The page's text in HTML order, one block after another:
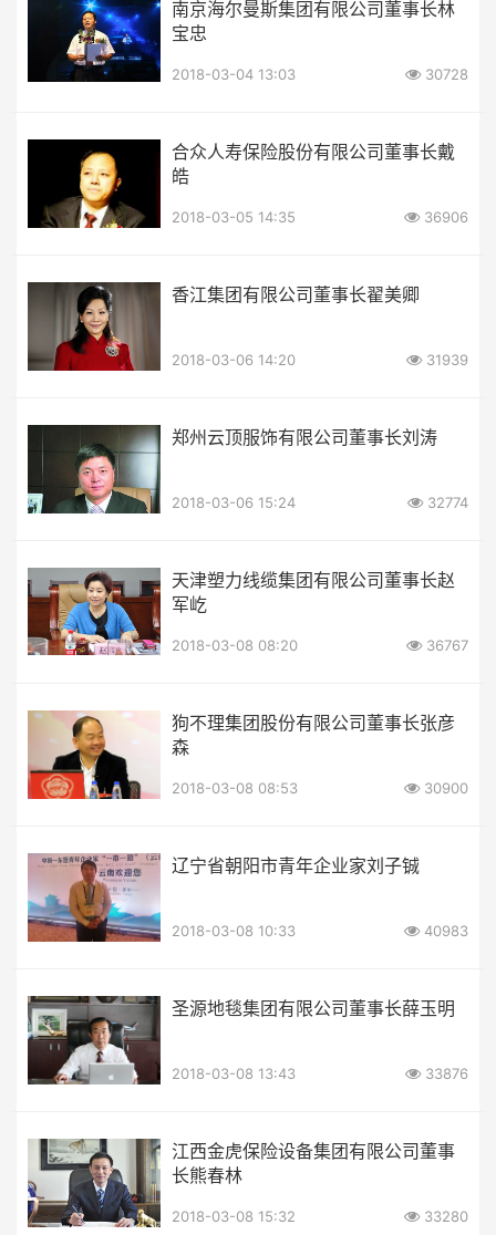
南京海尔曼斯集团有限公司董事长林
宝忠
2018-03-04 13:03 30728
合众人寿保险股份有限公司董事长戴
皓
2018-03-05 14:35 36906
香江集团有限公司董事长翟美卿
2018-03-06 14:20 31939
郑州云顶服饰有限公司董事长刘涛
2018-03-06 15:24 32774
天津塑力线缆集团有限公司董事长赵
军屹
2018-03-08 08:20 36767
狗不理集团股份有限公司董事长张彦
森
2018-03-08 08:53 30900
辽宁省朝阳市青年企业家刘子铖
2018-03-08 10:33 40983
圣源地毯集团有限公司董事长薛玉明
2018-03-08 13:43 33876
江西金虎保险设备集团有限公司董事
长熊春林
2018-03-08 15:32 33280